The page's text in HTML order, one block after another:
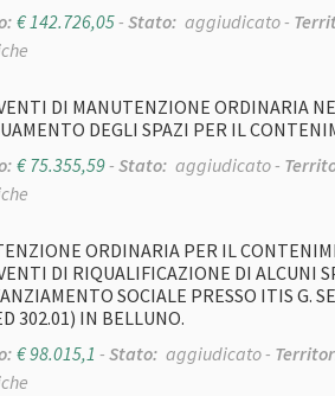
€ 142.726,05- Stato: aggiudicato -
DI MANUTENZIONE ORDINARIA
DEGLI SPAZI PER IL
€ 75.355,59- Stato: aggiudicato -
ORDINARIA PER IL
DI RIQUALIFICAZIONE DI ALCUNI
SOCIALE PRESSO ITIS G.
302.01) IN BELLUNO.
€ 98.015,1 - Stato: aggiudicato -